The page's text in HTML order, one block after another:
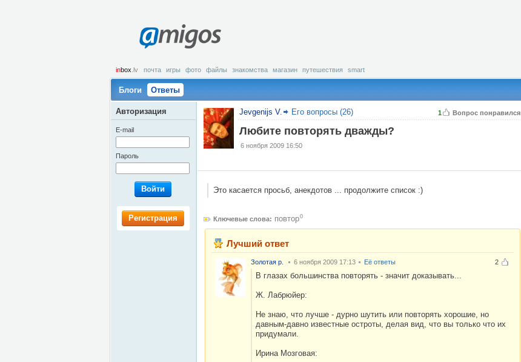
amigos
inbox .lv почта игры фото файлы знакомства магазин путешествия smart
Блоги Ответы
1 Вопрос понравился
Jevgenijs V. Его вопросы (26)
Любите повторять дважды?
6 ноября 2009 16:50
Это касается просьб, анекдотов ... продолжите список :)
Ключевые слова: повтор0
Лучший ответ
2
Золотая р. 6 ноября 2009 17:13 Её ответы
В глазах большинства повторять - значит доказывать...
Ж. Лабрюйер:
Не знаю, что лучше - дурно шутить или повторять хорошие, но
давным-давно известные остроты, делая вид, что вы только что их
придумали.
Ирина Мозговая:
Авторизация
E-mail
Пароль
Войти
Регистрация